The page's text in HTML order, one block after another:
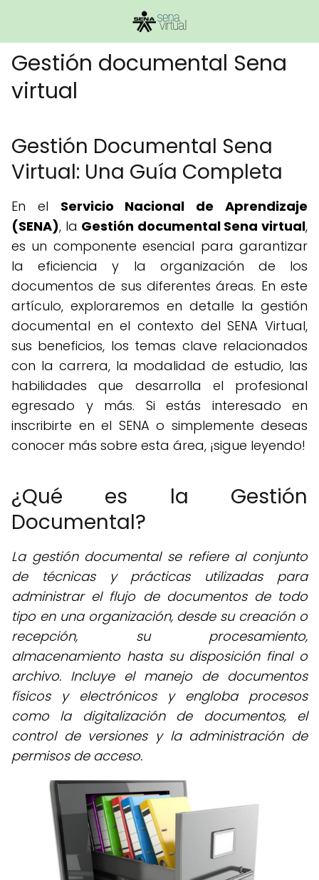
Gestión documental Sena
virtual
Gestión Documental Sena
Virtual: Una Guía Completa
En el Servicio Nacional de Aprendizaje
(SENA), la Gestión documental Sena virtual,
es un componente esencial para garantizar
la eficiencia y la organización de los
documentos de sus diferentes áreas. En este
artículo, exploraremos en detalle la gestión
documental en el contexto del SENA Virtual,
sus beneficios, los temas clave relacionados
con la carrera, la modalidad de estudio, las
habilidades que desarrolla el profesional
egresado y más. Si estás interesado en
inscribirte en el SENA o simplemente deseas
conocer más sobre esta área, ¡sigue leyendo!
¿Qué es la Gestión
Documental?
La gestión documental se refiere al conjunto
de técnicas y prácticas utilizadas para
administrar el flujo de documentos de todo
tipo en una organización, desde su creación o
recepción, su procesamiento,
almacenamiento hasta su disposición final o
archivo. Incluye el manejo de documentos
físicos y electrónicos y engloba procesos
como la digitalización de documentos, el
control de versiones y la administración de
permisos de acceso.